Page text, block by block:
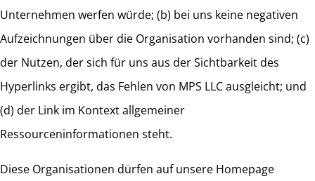
Unternehmen werfen würde; (b) bei uns keine negativen
Aufzeichnungen über die Organisation vorhanden sind; (c)
der Nutzen, der sich für uns aus der Sichtbarkeit des
Hyperlinks ergibt, das Fehlen von MPS LLC ausgleicht; und
(d) der Link im Kontext allgemeiner
Ressourceninformationen steht.
Diese Organisationen dürfen auf unsere Homepage